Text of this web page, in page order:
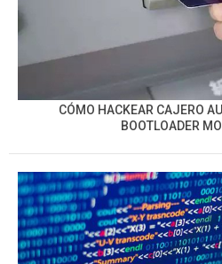
CÓMO HACKEAR CAJERO
BOOTLOADER